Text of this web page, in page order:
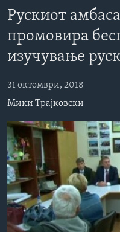
содржина
Премини
до
страната
навигација
Пребарувај
МАКЕДОНИЈА
ЕКОНОМИЈА
ПОЛИТИКА
ЗДРАВЈЕ
НАУКА
УМЕТНОСТ И ЗАБАВА
ИНТЕРВЈУА
ДОКУМЕНТАРЦИ
АРХИВИРАНА
NEWSFLASH - АРХИВА
ВЕСТИ ОД САД ВО
ИЗБОРИ ВО САД 2020 -
ЗА НАС
Learning English
НАКУСО...
Јазици
Рускиот
промовира
изучување
31 октомври, 2018
Мики Трајковски
No media